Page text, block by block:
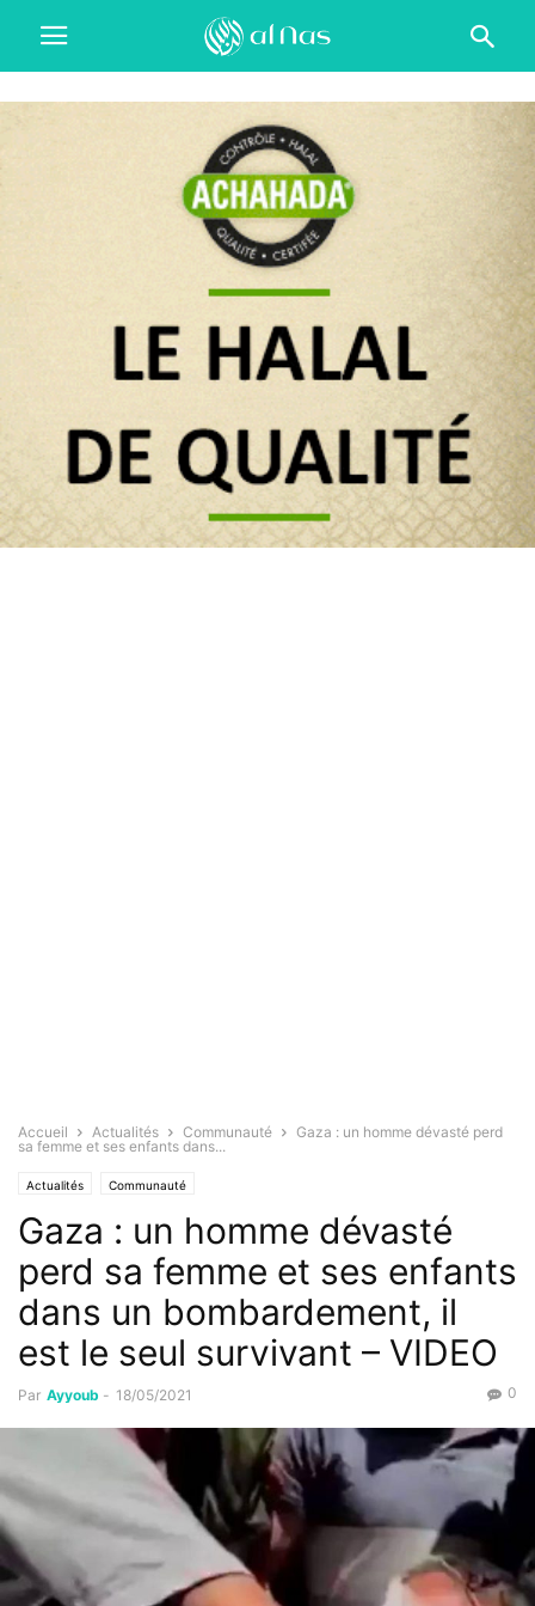
Accueil Actualités Communauté
Gaza : un homme dévasté perd
sa femme et ses enfants dans...
Actualités Communauté
Gaza : un homme dévasté
perd sa femme et ses enfants
dans un bombardement, il
est le seul survivant – VIDEO
Par Ayyoub - 18/05/2021 0